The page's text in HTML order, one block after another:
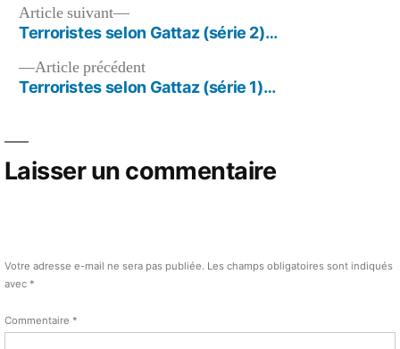
Navigation
de
l’article
Article précédentArticle
précédent :
Terroristes selon Gattaz (série 1)…
Article suivant
Article
suivant :
Terroristes selon Gattaz (série 2)…
Laisser un commentaire
Votre adresse e-mail ne sera pas publiée. Les champs obligatoires sont indiqués
avec *
Commentaire *